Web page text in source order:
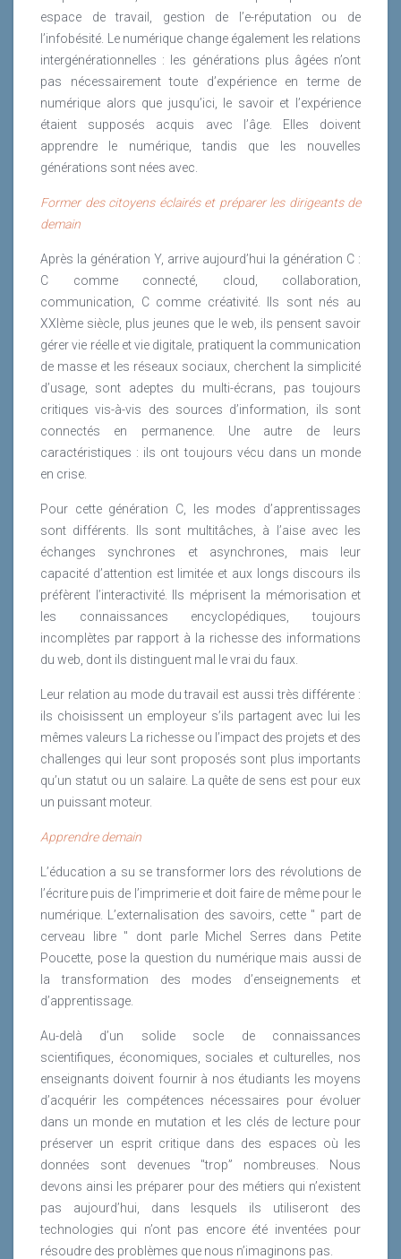
espace de travail, gestion de l’e-réputation ou de
l’infobésité. Le numérique change également les relations
intergénérationnelles : les générations plus âgées n’ont
pas nécessairement toute d’expérience en terme de
numérique alors que jusqu’ici, le savoir et l’expérience
étaient supposés acquis avec l’âge. Elles doivent
apprendre le numérique, tandis que les nouvelles
générations sont nées avec.
Former des citoyens éclairés et préparer les dirigeants de
demain
Après la génération Y, arrive aujourd’hui la génération C :
C comme connecté, cloud, collaboration,
communication, C comme créativité. Ils sont nés au
XXIème siècle, plus jeunes que le web, ils pensent savoir
gérer vie réelle et vie digitale, pratiquent la communication
de masse et les réseaux sociaux, cherchent la simplicité
d’usage, sont adeptes du multi-écrans, pas toujours
critiques vis-à-vis des sources d’information, ils sont
connectés en permanence. Une autre de leurs
caractéristiques : ils ont toujours vécu dans un monde
en crise.
Pour cette génération C, les modes d’apprentissages
sont différents. Ils sont multitâches, à l’aise avec les
échanges synchrones et asynchrones, mais leur
capacité d’attention est limitée et aux longs discours ils
préfèrent l’interactivité. Ils méprisent la mémorisation et
les connaissances encyclopédiques, toujours
incomplètes par rapport à la richesse des informations
du web, dont ils distinguent mal le vrai du faux.
Leur relation au mode du travail est aussi très différente :
ils choisissent un employeur s’ils partagent avec lui les
mêmes valeurs La richesse ou l’impact des projets et des
challenges qui leur sont proposés sont plus importants
qu’un statut ou un salaire. La quête de sens est pour eux
un puissant moteur.
Apprendre demain
L’éducation a su se transformer lors des révolutions de
l’écriture puis de l’imprimerie et doit faire de même pour le
numérique. L’externalisation des savoirs, cette " part de
cerveau libre " dont parle Michel Serres dans Petite
Poucette, pose la question du numérique mais aussi de
la transformation des modes d’enseignements et
d’apprentissage.
Au-delà d’un solide socle de connaissances
scientifiques, économiques, sociales et culturelles, nos
enseignants doivent fournir à nos étudiants les moyens
d’acquérir les compétences nécessaires pour évoluer
dans un monde en mutation et les clés de lecture pour
préserver un esprit critique dans des espaces où les
données sont devenues "trop” nombreuses. Nous
devons ainsi les préparer pour des métiers qui n’existent
pas aujourd’hui, dans lesquels ils utiliseront des
technologies qui n’ont pas encore été inventées pour
résoudre des problèmes que nous n’imaginons pas.